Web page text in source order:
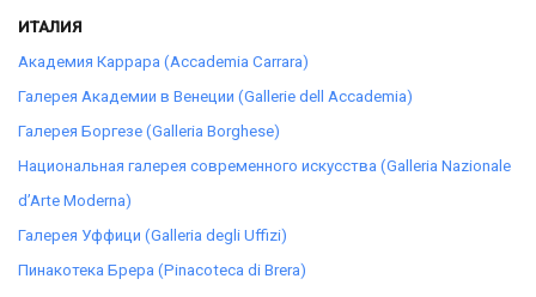
ИТАЛИЯ
Академия Каррара (Accademia Carrara)
Галерея Академии в Венеции (Gallerie dell Accademia)
Галерея Боргезе (Galleria Borghese)
Национальная галерея современного искусства (Galleria Nazionale
d’Arte Moderna)
Галерея Уффици (Galleria degli Uffizi)
Пинакотека Брера (Pinacoteca di Brera)